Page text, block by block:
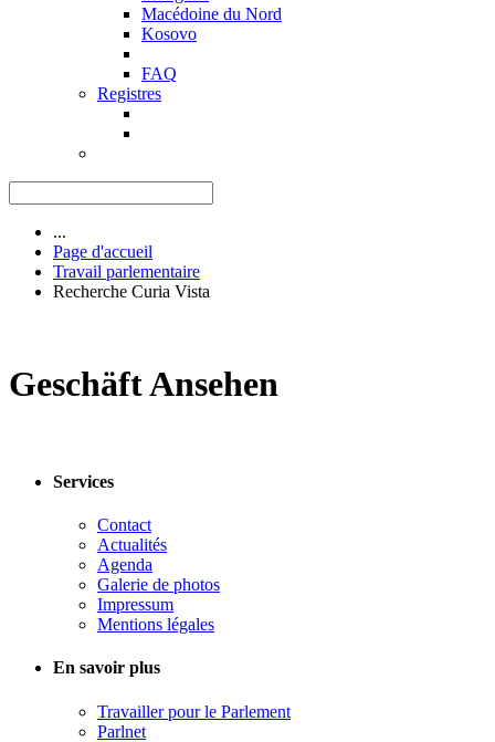
Macédoine du Nord
Kosovo
FAQ
Registres
...
Page d'accueil
Travail parlementaire
Recherche Curia Vista
Geschäft Ansehen
Services
Contact
Actualités
Agenda
Galerie de photos
Impressum
Mentions légales
En savoir plus
Travailler pour le Parlement
Parlnet